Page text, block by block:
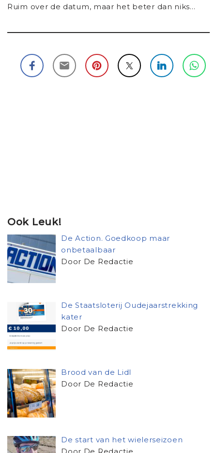
Ruim over de datum, maar het beter dan niks…
Ook Leuk!
De Action. Goedkoop maar
onbetaalbaar
Door De Redactie
De Staatsloterij Oudejaarstrekking
kater
Door De Redactie
Brood van de Lidl
Door De Redactie
De start van het wielerseizoen
Door De Redactie